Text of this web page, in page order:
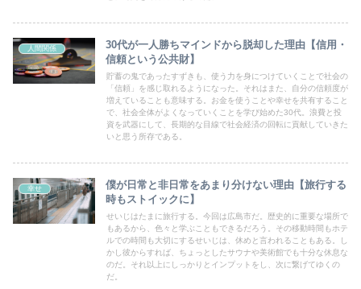
人間関係
30代が一人勝ちマインドから脱却した理由【信用・
信頼という公共財】
貯蓄の鬼であったすずきも、使う力を身につけていくことで社会の
「信頼」を感じ取れるようになった。それはまた、自分の信頼度が
増えていることも意味する。お金を使うことや幸せを共有すること
で、社会全体がよくなっていくことを学び始めた30代。浪費と投
資を武器にして、長期的な目線で社会経済の回転に貢献していきた
いと思う所存である。
幸せ
僕が日常と非日常をあまり分けない理由【旅行する
時もストイックに】
せいじはたまに旅行する。今回は広島市だ。歴史的に重要な場所で
もあるから、色々と学ぶこともできるだろう。その移動時間もホテ
ルでの時間も大切にするせいじは、休めと言われることもある。し
かし彼からすれば、ちょっとしたサウナや美術館でも十分な休息な
のだ。それ以上にしっかりとインプットをし、次に繋げてゆくの
だ。